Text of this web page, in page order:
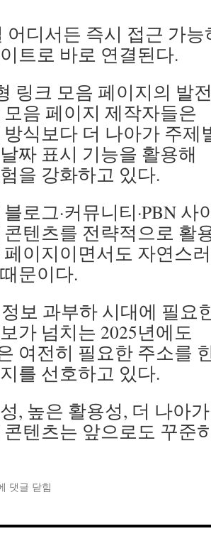
어디서든 즉시 접근 가능
트로 바로 연결된다.
링크 모음 페이지의 발
음 페이지 제작자들은
식보다 더 나아가 주제
짜 표시 기능을 활용해
을 강화하고 있다.
로그·커뮤니티·PBN 사
콘텐츠를 전략적으로 활
페이지이면서도 자연스
문이다.
보 과부하 시대에 필요
가 넘치는 2025년에도
여전히 필요한 주소를
를 선호하고 있다.
, 높은 활용성, 더 나아
콘텐츠는 앞으로도 꾸준
댓글 닫힘